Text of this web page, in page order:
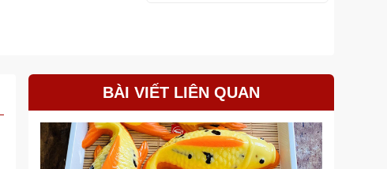
BÀI VIẾT LIÊN QUAN